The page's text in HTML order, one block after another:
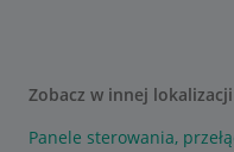
Zobacz w innej lokalizacji
Panele sterowania,